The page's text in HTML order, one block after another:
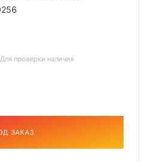
проверки наличия
ЗАКАЗ